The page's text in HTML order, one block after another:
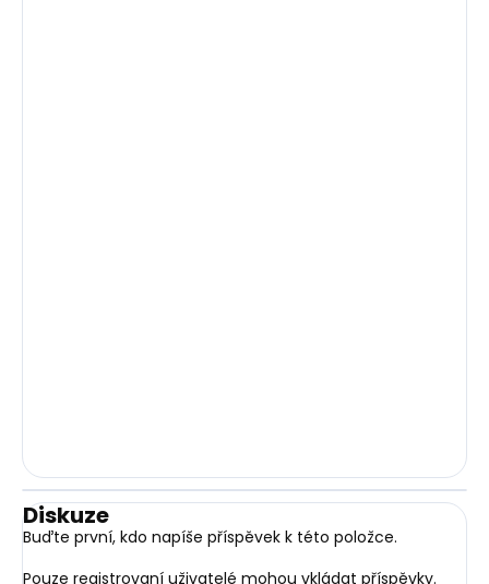
Diskuze
Buďte první, kdo napíše příspěvek k této položce.
Pouze registrovaní uživatelé mohou vkládat příspěvky.